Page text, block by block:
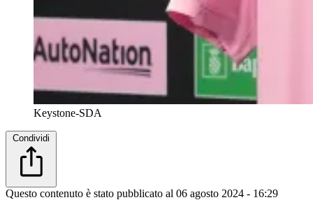
Keystone-SDA
Condividi
Questo contenuto è stato pubblicato al 06 agosto 2024 - 16:29